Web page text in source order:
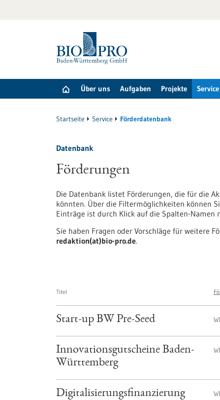
Über uns Aufgaben Projekte Service
Startseite Service Förderdatenbank
Datenbank
Förderungen
Die Datenbank listet Förderungen, die für die
könnten. Über die Filtermöglichkeiten können
Einträge ist durch Klick auf die Spalten-Namen
Sie haben Fragen oder Vorschläge für weitere
redaktion(at)bio-pro.de.
Titel
Start-up BW Pre-Seed
Innovationsgutscheine Baden-
Württemberg
Digitalisierungs­finanzierung